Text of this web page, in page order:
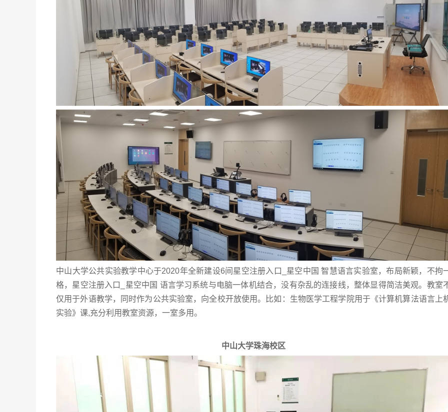
中山大学公共实验教学中心于2020年全新建设6间星空注册入口_星空中国 智慧语言实验室，布局新颖，不拘
格，星空注册入口_星空中国 语言学习系统与电脑一体机结合，没有杂乱的连接线，整体显得简洁美观。教室
仅用于外语教学，同时作为公共实验室，向全校开放使用。比如：生物医学工程学院用于《计算机算法语言上
实验》课,充分利用教室资源，一室多用。
中山大学珠海校区